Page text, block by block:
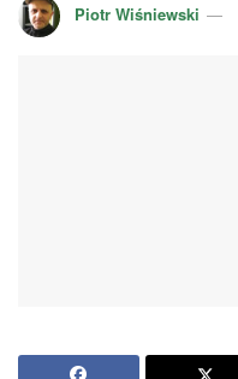
Piotr Wiśniewski